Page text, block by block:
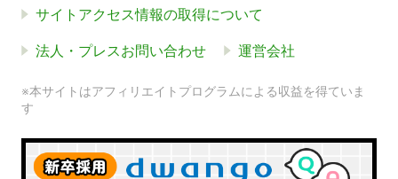
サイトアクセス情報の取得について
法人・プレスお問い合わせ 運営会社
※本サイトはアフィリエイトプログラムによる収益を得ていま
す